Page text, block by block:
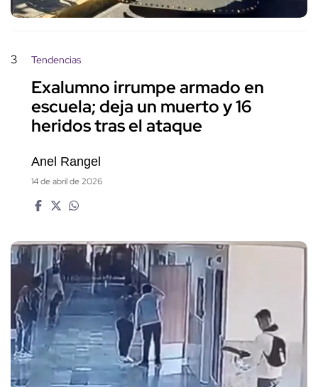
3 Tendencias
Exalumno irrumpe armado en
escuela; deja un muerto y 16
heridos tras el ataque
Anel Rangel
14 de abril de 2026